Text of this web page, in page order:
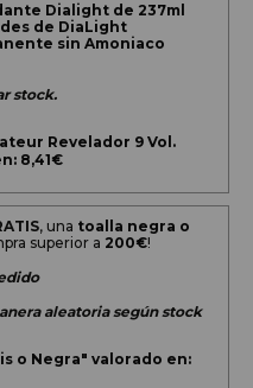
Dialight de 237ml
de DiaLight
sin Amoniaco
stock.
Revelador 9 Vol.
8,41€
, una toalla negra o
superior a 200€!
aleatoria según stock
o Negra" valorado en: